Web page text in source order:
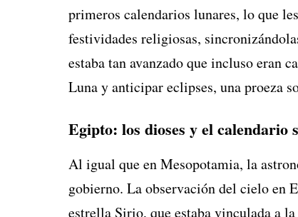
primeros calendarios lunares, lo que
festividades religiosas,
estaba tan avanzado que incluso eran
Luna y anticipar eclipses, una proeza
Egipto: los dioses y el calendario
Al igual que en Mesopotamia, la
gobierno. La observación del cielo en
estrella Sirio, que estaba vinculada a